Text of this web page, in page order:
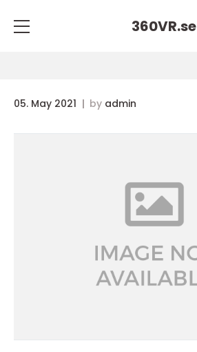
360VR.se
05. May 2021 by admin